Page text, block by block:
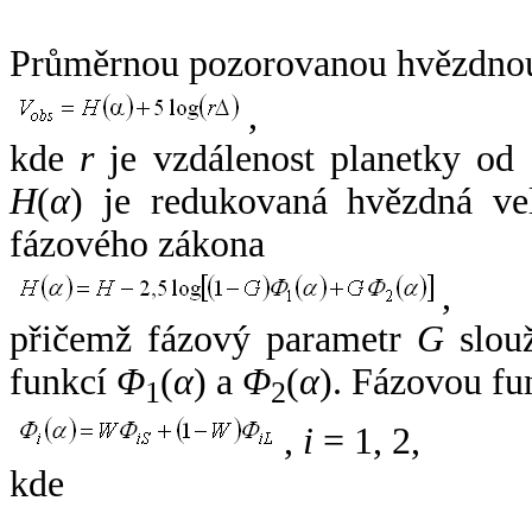
Průměrnou pozorovanou
,
kde rje vzdálenost planetky od
H(α) je redukovaná hvězdná
fázového zákona
,
přičemž fázový parametr G
funkcí Φ1(α) a Φ2(α). Fázovou
, i = 1, 2,
kde